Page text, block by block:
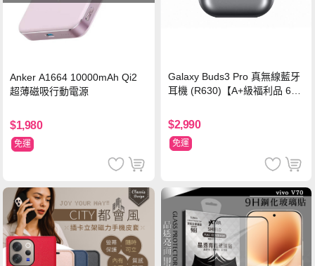
Anker A1664 10000mAh Qi2
超薄磁吸行動電源
$1,980
免運
Galaxy Buds3 Pro 真無線藍牙
耳機 (R630)【A+級福利品 6個
$2,990
免運